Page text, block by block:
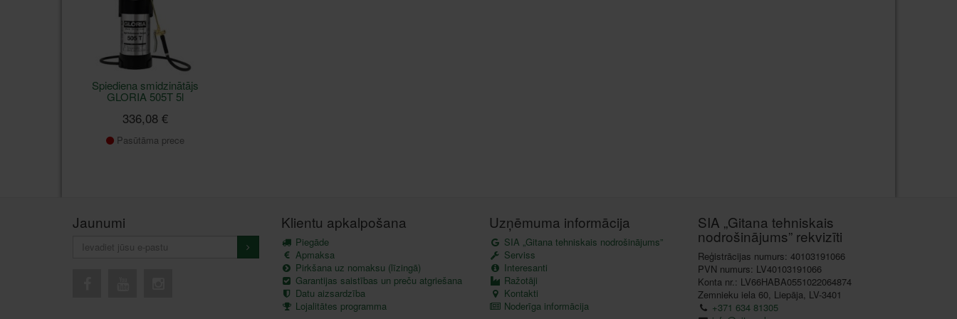
Spiediena smidzinātājs
GLORIA 505T 5l
336,08 €
Pasūtāma prece
Jaunumi Klientu apkalpošana
Piegāde
Apmaksa
Pirkšana uz nomaksu (līzingā)
Garantijas saistības un preču atgriešana
Datu aizsardzība
Lojalitātes programma
Uzņēmuma informācija
SIA „Gitana tehniskais nodrošinājums”
Serviss
Interesanti
Ražotāji
Kontakti
Noderīga informācija
SIA „Gitana tehniskais
nodrošinājums” rekvizīti
Reģistrācijas numurs: 40103191066
PVN numurs: LV40103191066
Konta nr.: LV66HABA0551022064874
Zemnieku iela 60, Liepāja, LV-3401
+371 634 81305